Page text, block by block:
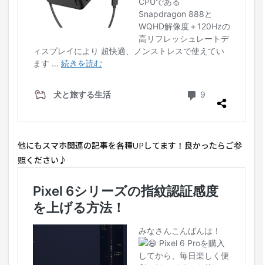
他にもスマホ関連の記事を各種UPしてます！良かったらご参
照ください♪